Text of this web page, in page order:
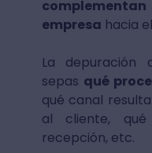
empresa hacia
La depuración
sepas qué
qué canal
al cliente,
recepción, etc.